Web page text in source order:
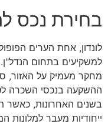
בחירת נכס
לונדון, אחת הערים
למשקיעים בתחום
מחקר מעמיק על האזור,
ההשקעה בנכסי השכרה
בשנים האחרונות, כאשר
ייחודיות מעבר למלונות